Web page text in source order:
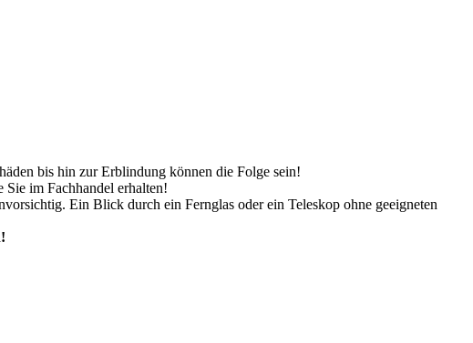
bis hin zur Erblindung können die Folge sein!
im Fachhandel erhalten!
Ein Blick durch ein Fernglas oder ein Teleskop ohne geeigneten